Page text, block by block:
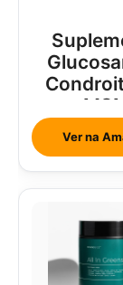
Ver na